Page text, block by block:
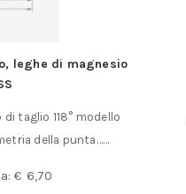
leghe di magnesio
di taglio 118° modello
della punta……
€ 6,70